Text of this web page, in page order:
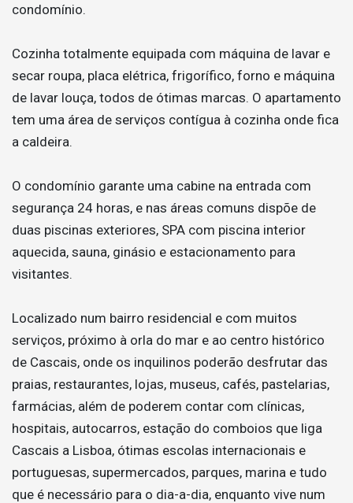
condomínio.
Cozinha totalmente equipada com máquina de lavar e
secar roupa, placa elétrica, frigorífico, forno e máquina
de lavar louça, todos de ótimas marcas. O apartamento
tem uma área de serviços contígua à cozinha onde fica
a caldeira.
O condomínio garante uma cabine na entrada com
segurança 24 horas, e nas áreas comuns dispõe de
duas piscinas exteriores, SPA com piscina interior
aquecida, sauna, ginásio e estacionamento para
visitantes.
Localizado num bairro residencial e com muitos
serviços, próximo à orla do mar e ao centro histórico
de Cascais, onde os inquilinos poderão desfrutar das
praias, restaurantes, lojas, museus, cafés, pastelarias,
farmácias, além de poderem contar com clínicas,
hospitais, autocarros, estação do comboios que liga
Cascais a Lisboa, ótimas escolas internacionais e
portuguesas, supermercados, parques, marina e tudo
que é necessário para o dia-a-dia, enquanto vive num